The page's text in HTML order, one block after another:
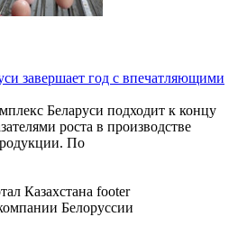
завершает год с впечатляющими
Беларуси подходит к концу
роста в производстве
По
Белоруссии